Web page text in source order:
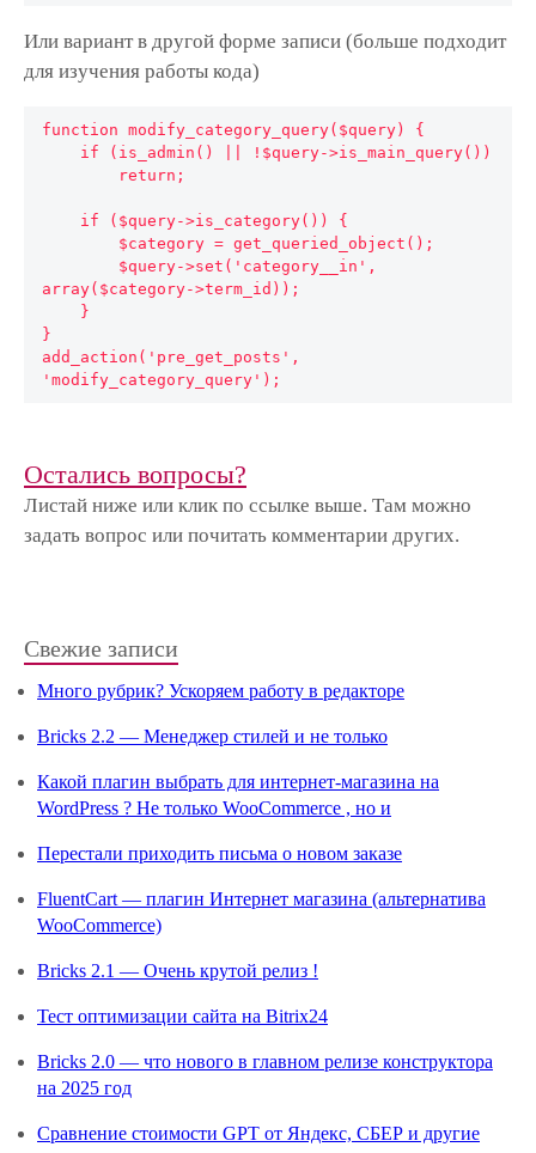
Или вариант в другой форме записи (больше подходит
для изучения работы кода)
function modify_category_query($query) {
array($category->term_id));
}
add_action('pre_get_posts',
'modify_category_query');
Остались вопросы?
Листай ниже или клик по ссылке выше. Там можно
задать вопрос или почитать комментарии других.
Свежие записи
Много рубрик? Ускоряем работу в редакторе
Bricks 2.2 — Менеджер стилей и не только
Какой плагин выбрать для интернет-магазина на
WordPress ? Не только WooCommerce , но и
Перестали приходить письма о новом заказе
FluentCart — плагин Интернет магазина (альтернатива
WooCommerce)
Bricks 2.1 — Очень крутой релиз !
Тест оптимизации сайта на Bitrix24
Bricks 2.0 — что нового в главном релизе конструктора
на 2025 год
Сравнение стоимости GPT от Яндекс, СБЕР и другие